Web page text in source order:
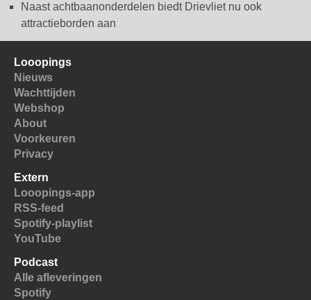
Naast achtbaanonderdelen biedt Drievliet nu ook
attractieborden aan
Looopings
Nieuws
Wachttijden
Webshop
About
Voorkeuren
Privacy
Extern
Looopings-app
RSS-feed
Spotify-playlist
YouTube
Podcast
Alle afleveringen
Spotify